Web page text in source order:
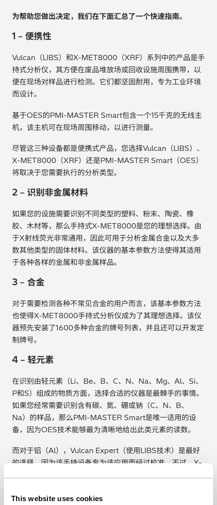
This website uses cookies
为帮助您做出决定， 我们在下面汇总了一个快速指南。
1 – 便携性
Vulcan（LIBS）和X-MET8000（XRF）系列中的产品是手
持式分析仪，其方便在废品堆放场或回收设施周围携带，以
便在现场对样品进行检测。它们都坚固耐用，专为工业环境
而设计。
基于OES的PMI-MASTER Smart包含一个15千克的无线主
机，该主机可在现场周围移动，以进行测量。
尽管这三种设备都是便携式产品，您选择Vulcan（LIBS）、
X-MET8000（XRF）还是PMI-MASTER Smart（OES）
将取决于您需要执行的分析类型。
2 – 识别非金属材料
如果您的设施需要识别不同类型的塑料、粉末、陶瓷、橡
胶、木材等，那么手持式X-MET8000是您的理想选择。由
于X射线荧光非常通用，因此可用于分析金属合金以及大多
数其他类型的固体材料。该仪器的基本参数方法使得其适用
于各种各样的金属和非金属样品。
3 – 合金
对于需要检测各种不常见合金的用户而言，该基本参数方法
也使得X-MET8000手持式分析仪成为了其理想选择。该仪
器预先安装了1600多种合金的牌号列表，并且还可以开发定
制牌号。
4 – 轻元素
在识别由轻元素（Li、Be、B、C、N、Na、Mg、Al、Si、
P和S）组成的物质方面，选择合适的仪器是最棘手的事情。
如果您经常需要识别含有碳、氮、硼或钠（C、N、B、
Na）的样品，那么PMI-MASTER Smart是唯一适用的设
备，因为OES技术能够最为清晰地给出此类元素的读数。
而对于铝（Al），Vulcan Expert（使用LIBS技术）是最好
的选择，因为该手持设备专为该应用而经过校准。不过，X-
您进行的铝取样量、以及其他分析需要。